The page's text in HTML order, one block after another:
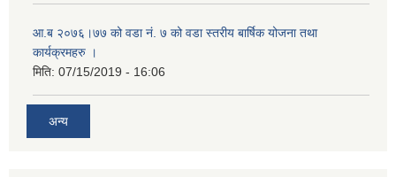
आ.ब २०७६।७७ को वडा नं. ७ को वडा स्तरीय बार्षिक योजना तथा
कार्यक्रमहरु ।
मिति: 07/15/2019 - 16:06
अन्य